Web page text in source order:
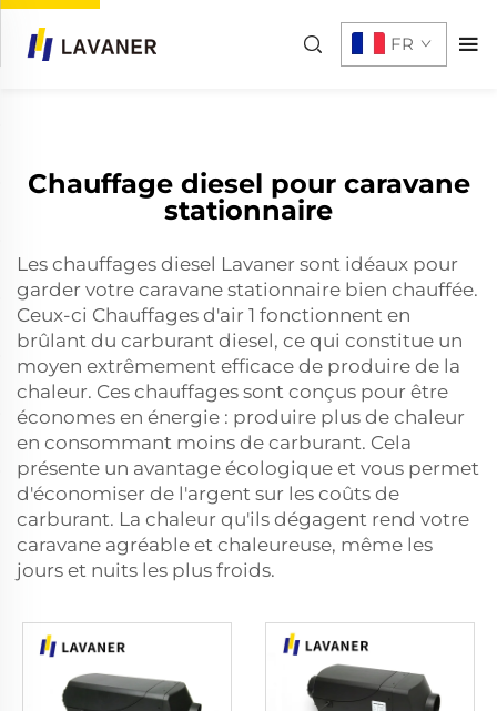
chauffages à air1 fonctionnent en brûlant du carburant
diesel, ce qui est un...">
FR
Chauffage diesel pour caravane
stationnaire
Les chauffages diesel Lavaner sont idéaux pour
garder votre caravane stationnaire bien chauffée.
Ceux-ci Chauffages d'air 1 fonctionnent en
brûlant du carburant diesel, ce qui constitue un
moyen extrêmement efficace de produire de la
chaleur. Ces chauffages sont conçus pour être
économes en énergie : produire plus de chaleur
en consommant moins de carburant. Cela
présente un avantage écologique et vous permet
d'économiser de l'argent sur les coûts de
carburant. La chaleur qu'ils dégagent rend votre
caravane agréable et chaleureuse, même les
jours et nuits les plus froids.